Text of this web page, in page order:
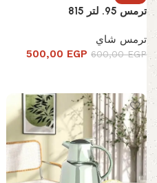
ترمس 95. لتر 815
ترمس شاي
600,00EGP
500,00 EGP